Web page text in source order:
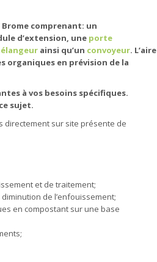
comprenant: un
d’extension, une porte
ainsi qu’un convoyeur. L’aire
organiques en prévision de la
à vos besoins spécifiques.
sujet.
directement sur site présente de
et de traitement;
de l’enfouissement;
en compostant sur une base